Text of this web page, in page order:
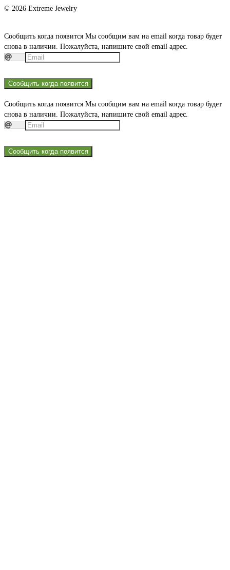
© 2026 Extreme Jewelry
Сообщить когда появится Мы сообщим вам на email когда товар будет
снова в наличии. Пожалуйста, напишите свой email адрес.
Сообщить когда появится
Сообщить когда появится Мы сообщим вам на email когда товар будет
снова в наличии. Пожалуйста, напишите свой email адрес.
Сообщить когда появится